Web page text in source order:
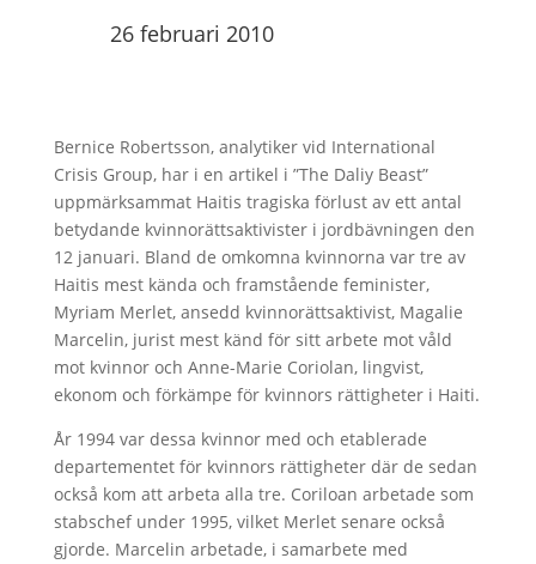
26 februari 2010
Bernice Robertsson, analytiker vid International
Crisis Group, har i en artikel i ”The Daliy Beast”
uppmärksammat Haitis tragiska förlust av ett antal
betydande kvinnorättsaktivister i jordbävningen den
12 januari. Bland de omkomna kvinnorna var tre av
Haitis mest kända och framstående feminister,
Myriam Merlet, ansedd kvinnorättsaktivist, Magalie
Marcelin, jurist mest känd för sitt arbete mot våld
mot kvinnor och Anne-Marie Coriolan, lingvist,
ekonom och förkämpe för kvinnors rättigheter i Haiti.
År 1994 var dessa kvinnor med och etablerade
departementet för kvinnors rättigheter där de sedan
också kom att arbeta alla tre. Coriloan arbetade som
stabschef under 1995, vilket Merlet senare också
gjorde. Marcelin arbetade, i samarbete med